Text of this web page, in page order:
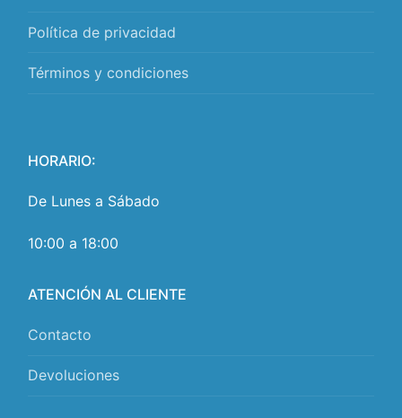
Política de privacidad
Términos y condiciones
HORARIO:
De Lunes a Sábado
10:00 a 18:00
ATENCIÓN AL CLIENTE
Contacto
Devoluciones